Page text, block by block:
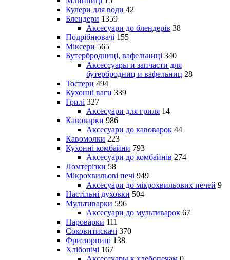
Кулери для води 42
Блендери 1359
Аксесуари до блендерів 38
Подрібнювачі 155
Міксери 565
Бутербродниці, вафельниці 340
Аксессуары и запчасти для
бутербродниц и вафельниц 28
Тостери 494
Кухонні ваги 339
Грилі 327
Аксесуари для гриля 14
Кавоварки 986
Аксесуари до кавоварок 44
Кавомолки 223
Кухонні комбайни 793
Аксесуари до комбайнів 274
Ломтерізки 58
Мікрохвильові печі 949
Аксесуари до мікрохвильових печей 9
Настільні духовки 504
Мультиварки 596
Аксесуари до мультиварок 67
Пароварки 111
Соковитискачі 370
Фритюрниці 138
Хлібопічі 167